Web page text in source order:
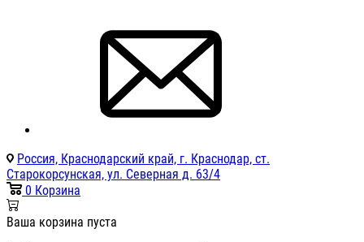
Россия, Краснодарский край, г. Краснодар, ст.
Старокорсунская, ул. Северная д. 63/4
0 Корзина
Ваша корзина пуста